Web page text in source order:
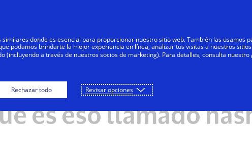
Negocios Innovadores
EDUCACIÓN DIGITAL
es eso llamado
donde es esencial para proporcionar nuestro sitio web. También las usamos
podamos brindarte la mejor experiencia en línea, analizar tus visitas a nuestros
(incluyendo a través de nuestros socios de marketing). Para detalles, consulta nuestro
Rechazar todo Revisar opciones